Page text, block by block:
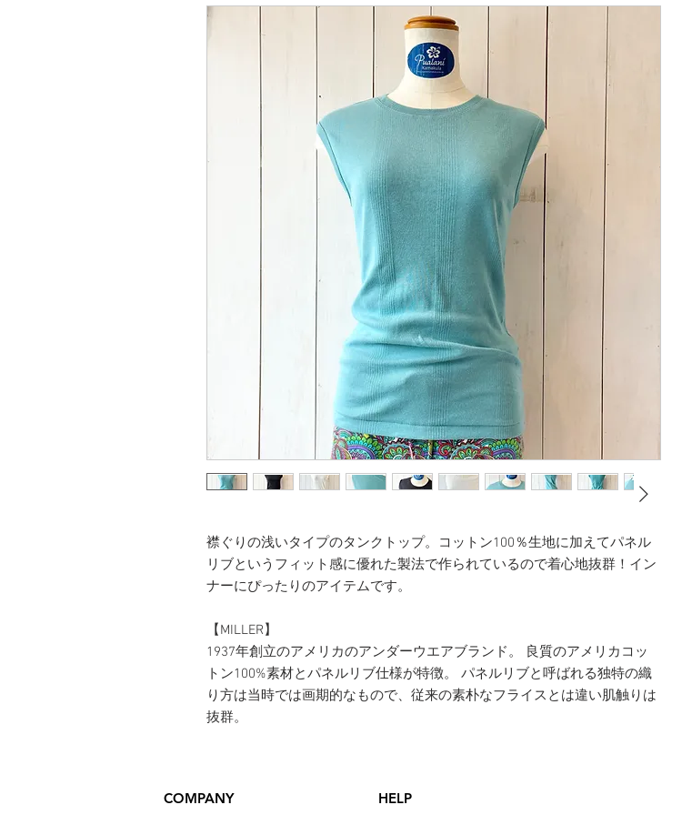
襟ぐりの浅いタイプのタンクトップ。コットン100％生地に加えてパネル
リブというフィット感に優れた製法で作られているので着心地抜群！イン
ナーにぴったりのアイテムです。
【MILLER】
1937年創立のアメリカのアンダーウエアブランド。 良質のアメリカコッ
トン100%素材とパネルリブ仕様が特徴。 パネルリブと呼ばれる独特の織
り方は当時では画期的なもので、従来の素朴なフライスとは違い肌触りは
抜群。
COMPANY HELP